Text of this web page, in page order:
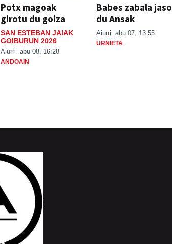
Potx magoak
girotu du goiza
SAN ESTEBAN JAIAK
GOIBURUN 2026
Aiurri abu 08, 16:28
ANDOAIN
Babes zabala jaso
du Ansak
Aiurri abu 07, 13:55
URNIETA